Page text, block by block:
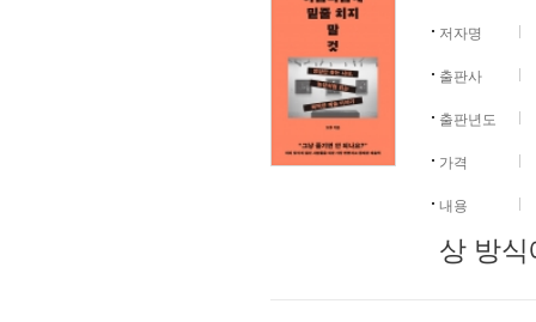
저자명
출판사
출판년도
가격
내용
상 방